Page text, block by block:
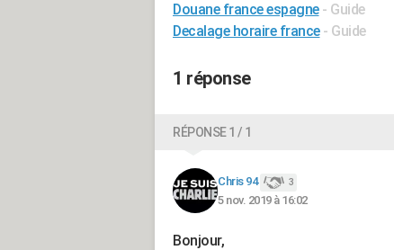
Douane france espagne - Guide
Decalage horaire france - Guide
1 réponse
RÉPONSE 1 / 1
Chris 94 3
5 nov. 2019 à 16:02
Bonjour,